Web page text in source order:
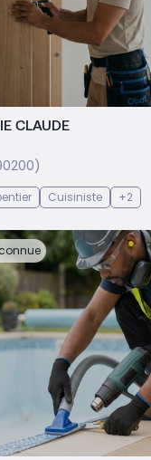
CLAUDE
Cuisiniste +2